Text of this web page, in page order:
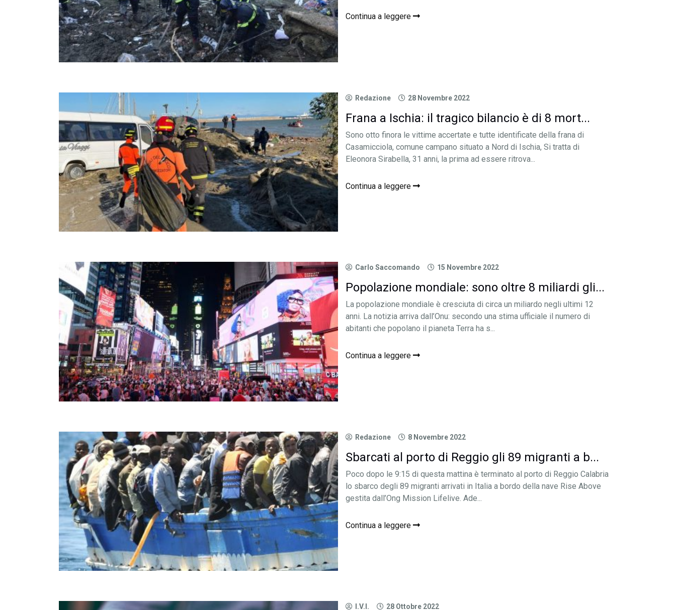
Continua a leggere
Redazione 28 Novembre 2022
Frana a Ischia: il tragico bilancio è di 8 mort...
Sono otto finora le vittime accertate e tutte identificate della frana di
Casamicciola, comune campano situato a Nord di Ischia, Si tratta di
Eleonora Sirabella, 31 anni, la prima ad essere ritrova...
Continua a leggere
Carlo Saccomando 15 Novembre 2022
Popolazione mondiale: sono oltre 8 miliardi gli...
La popolazione mondiale è cresciuta di circa un miliardo negli ultimi 12
anni. La notizia arriva dall’Onu: secondo una stima ufficiale il numero di
abitanti che popolano il pianeta Terra ha s...
Continua a leggere
Redazione 8 Novembre 2022
Sbarcati al porto di Reggio gli 89 migranti a b...
Poco dopo le 9:15 di questa mattina è terminato al porto di Reggio Calabria
lo sbarco degli 89 migranti arrivati in Italia a bordo della nave Rise Above
gestita dall’Ong Mission Lifelive. Ade...
Continua a leggere
I.V.I. 28 Ottobre 2022